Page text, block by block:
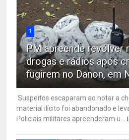
1
PM apreende revólver
drogas e rádios após
fugirem no Danon, em
Suspeitos escaparam ao notar a
material ilícito foi abandonado e
Policiais militares apreenderam u...